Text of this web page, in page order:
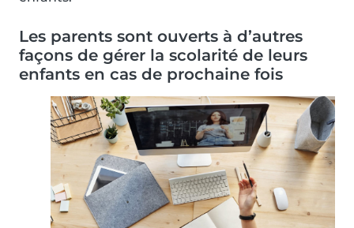
Les parents sont ouverts à d’autres
façons de gérer la scolarité de leurs
enfants en cas de prochaine fois